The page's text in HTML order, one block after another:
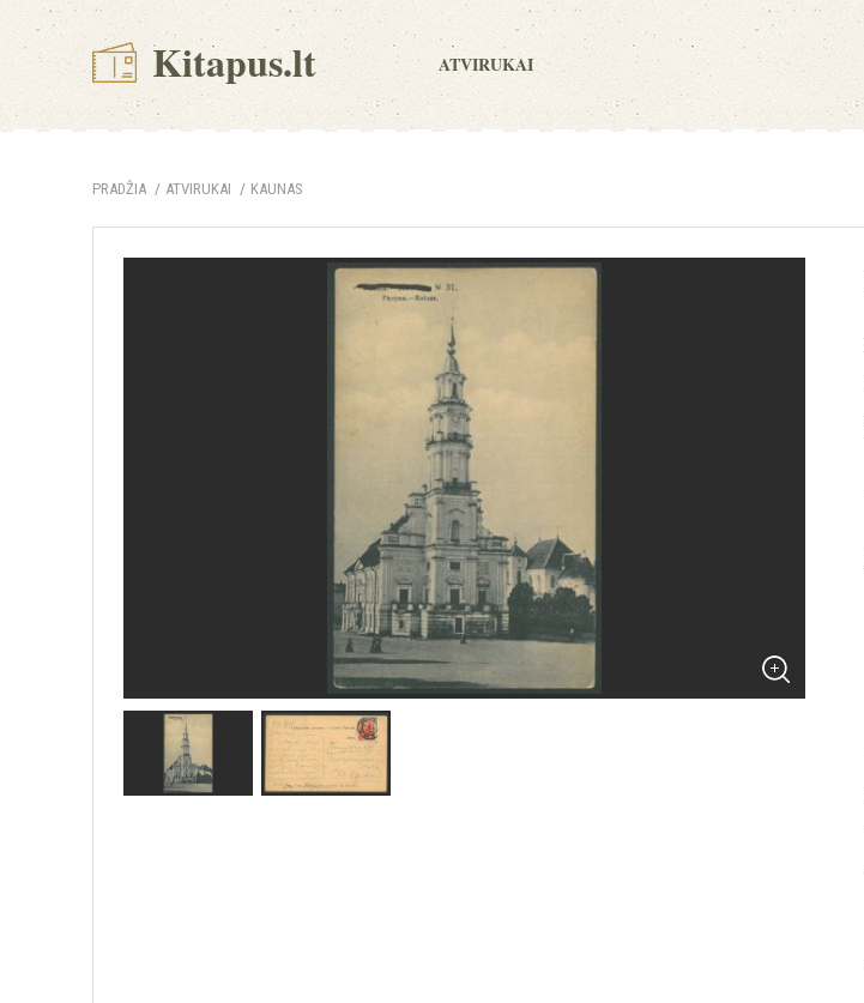
Kitapus.lt ATVIRUKAI
PRADŽIA ATVIRUKAI KAUNAS